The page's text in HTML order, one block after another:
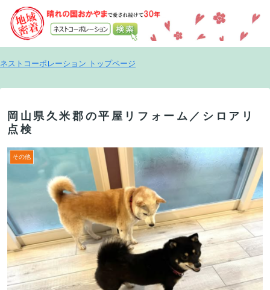
ネストコーポレーション トップページ
岡山県久米郡の平屋リフォーム／シロアリ
点検
その他